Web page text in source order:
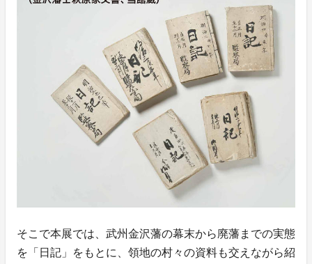
そこで本展では、武州金沢藩の幕末から廃藩までの実態
を「日記」をもとに、領地の村々の資料も交えながら紹